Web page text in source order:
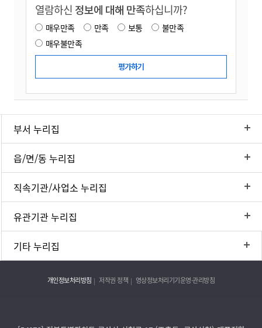
열람하신 정보에 대해 만족하십니까?
매우만족 만족 보통
불만족
매우불만족
부서 누리집
읍/면/동 누리집
직속기관/사업소 누리집
유관기관 누리집
기타 누리집
개인정보처리방침 저작권 정책 영상정보처리기기운영·관리방침